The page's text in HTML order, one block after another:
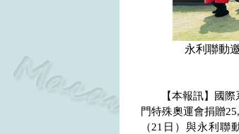
永利聯動
【本報訊】國
門特殊奧運會捐贈
（21 日）與永利聯